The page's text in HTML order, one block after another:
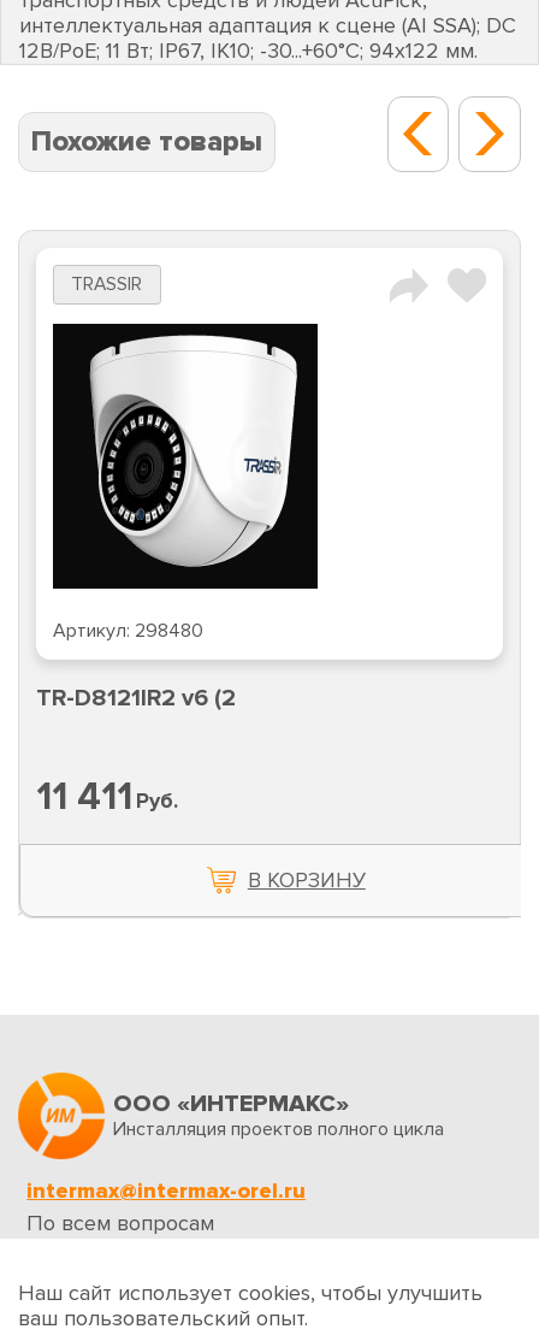
интеллектуальная адаптация к сцене (AI SSA); DC
12В/PoE; 11 Вт; IP67, IK10; -30...+60°C; 94х122 мм.
Похожие товары
TRASSIR
Артикул: 298480
TR-D8121IR2 v6 (2
11 411 Руб.
В КОРЗИНУ
ООО «ИНТЕРМАКС»
Инсталляция проектов полного цикла
intermax@intermax-orel.ru
По всем вопросам
Обратная связь
Наш сайт использует cookies, чтобы улучшить
ваш пользовательский опыт.